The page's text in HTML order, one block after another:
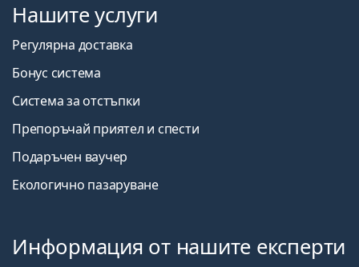
Нашите услуги
Регулярна доставка
Бонус система
Система за отстъпки
Препоръчай приятел и спести
Подаръчен ваучер
Екологично пазаруване
Информация от нашите експерти